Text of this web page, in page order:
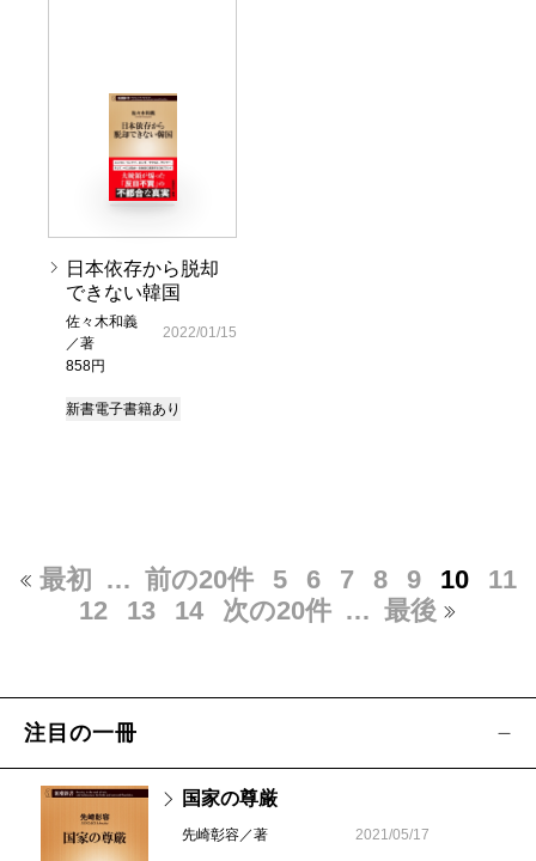
日本依存から脱却
できない韓国
佐々木和義
／著
858円
2022/01/15
新書電子書籍あり
最初 … 前の20件 5 6 7 8 9 10
11
12
13 14 次の20件 … 最後
注目の一冊
国家の尊厳
先崎彰容／著 2021/05/17